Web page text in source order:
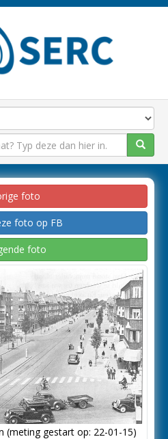
foto
foto op FB
foto
(meting gestart op: 22-01-15)